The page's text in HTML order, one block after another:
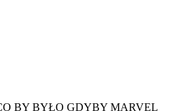
BY BYŁO GDYBY MARVEL